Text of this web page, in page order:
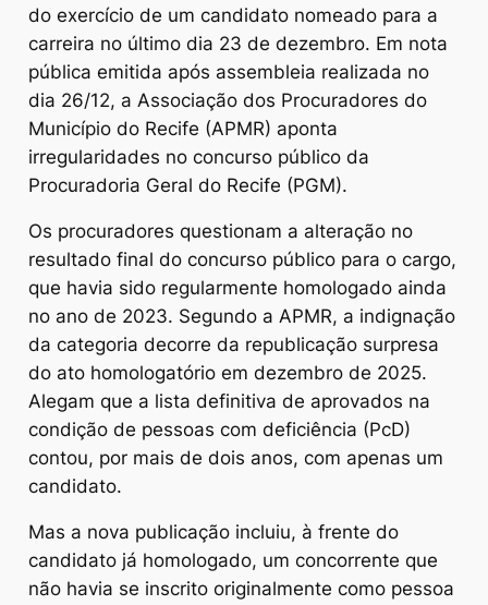
do exercício de um candidato nomeado para a
carreira no último dia 23 de dezembro. Em nota
pública emitida após assembleia realizada no
dia 26/12, a Associação dos Procuradores do
Município do Recife (APMR) aponta
irregularidades no concurso público da
Procuradoria Geral do Recife (PGM).
Os procuradores questionam a alteração no
resultado final do concurso público para o cargo,
que havia sido regularmente homologado ainda
no ano de 2023. Segundo a APMR, a indignação
da categoria decorre da republicação surpresa
do ato homologatório em dezembro de 2025.
Alegam que a lista definitiva de aprovados na
condição de pessoas com deficiência (PcD)
contou, por mais de dois anos, com apenas um
candidato.
Mas a nova publicação incluiu, à frente do
candidato já homologado, um concorrente que
não havia se inscrito originalmente como pessoa